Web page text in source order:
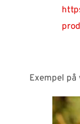
Exempel